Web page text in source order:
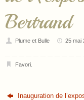
Bertrand
Plume et Bulle 25 mai
Favori.
Inauguration de